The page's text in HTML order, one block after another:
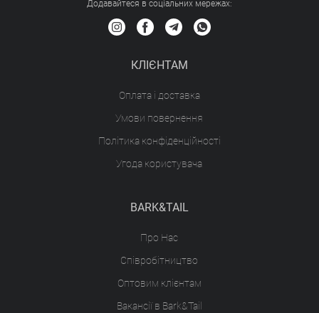
Додавайтеся в соціальних мережах:
КЛІЄНТАМ
Оплата і доставка
Умови повернення
Політика конфіденційності
Угода користувача
BARK&TAIL
Про Нас
Співробітництво
Оптовим клієнтам
Вакансії в Bark&Tail